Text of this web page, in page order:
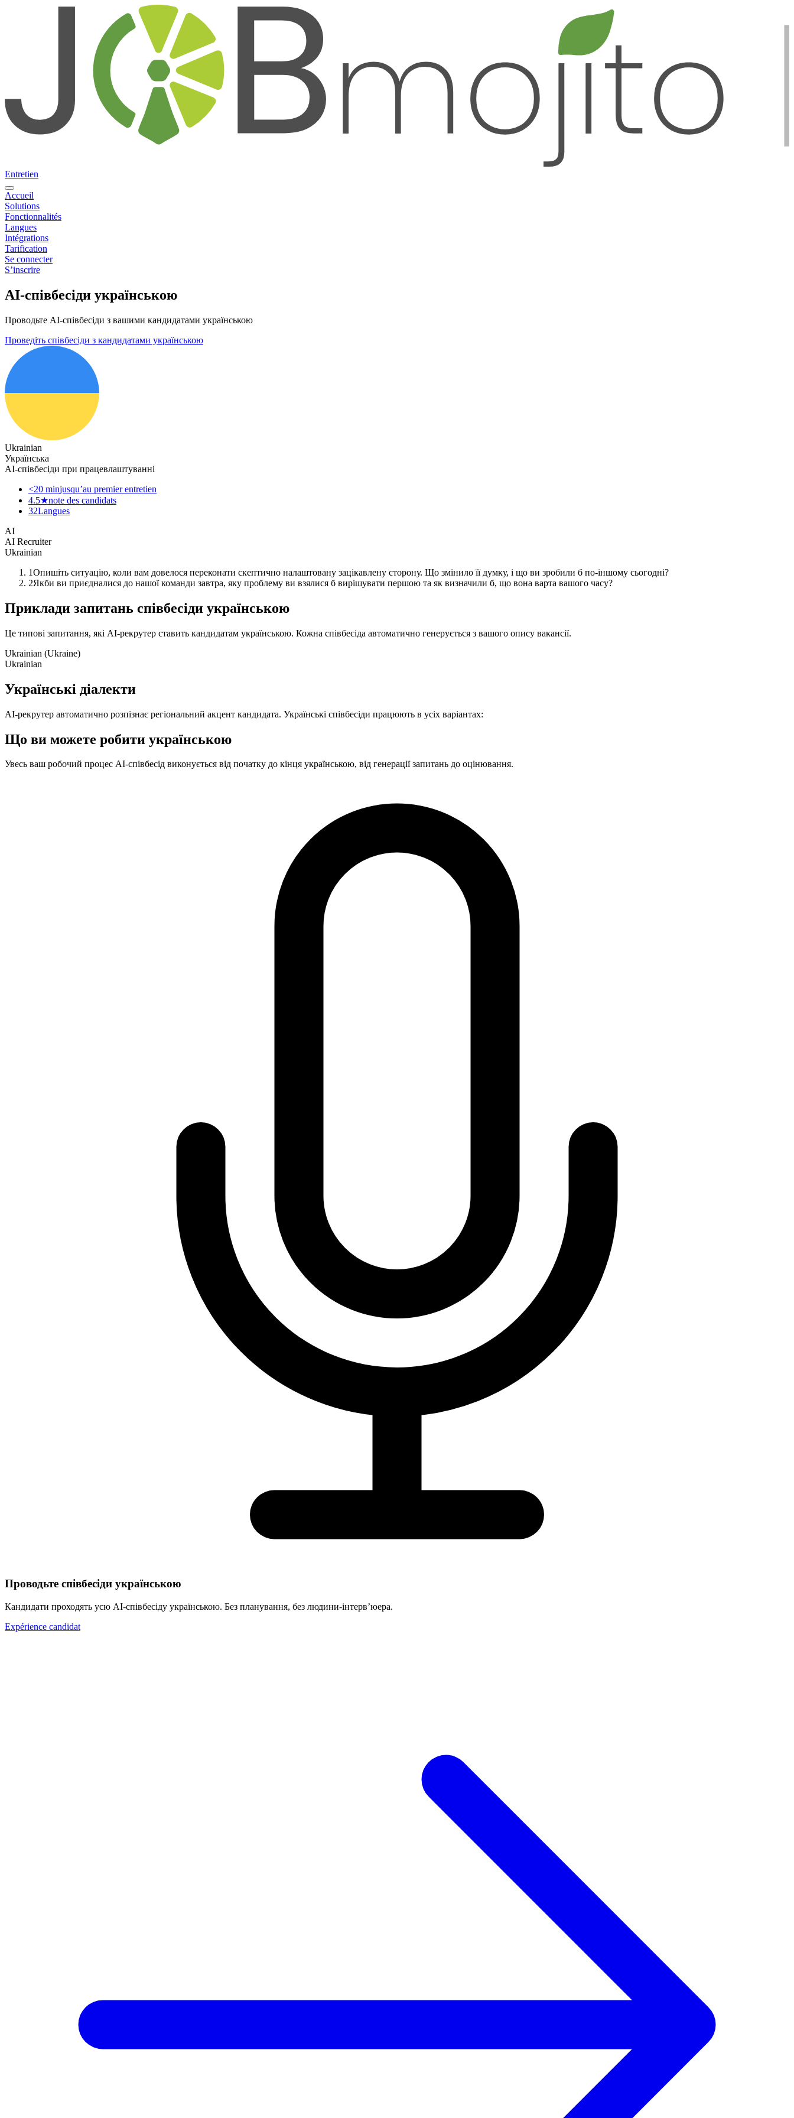
Entretien
Accueil
Solutions
Fonctionnalités
Langues
Intégrations
Tarification
Se connecter
S’inscrire
AI-співбесіди українською
Проводьте AI-співбесіди з вашими кандидатами українською
Проведіть співбесіди з кандидатами українською
Ukrainian
Українська
AI-співбесіди при працевлаштуванні
<20 minjusqu’au premier entretien
4.5★note des candidats
32Langues
AI
AI Recruiter
Ukrainian
1Опишіть ситуацію, коли вам довелося переконати скептично налаштовану зацікавлену сторону. Що змінило її думку, і що ви зробили б по-іншому сьогодні?
2Якби ви приєдналися до нашої команди завтра, яку проблему ви взялися б вирішувати першою та як визначили б, що вона варта вашого часу?
Приклади запитань співбесіди українською
Це типові запитання, які AI-рекрутер ставить кандидатам українською. Кожна співбесіда автоматично генерується з вашого опису вакансії.
Ukrainian (Ukraine)
Ukrainian
Українські діалекти
AI-рекрутер автоматично розпізнає регіональний акцент кандидата. Українські співбесіди працюють в усіх варіантах:
Що ви можете робити українською
Увесь ваш робочий процес AI-співбесід виконується від початку до кінця українською, від генерації запитань до оцінювання.
Проводьте співбесіди українською
Кандидати проходять усю AI-співбесіду українською. Без планування, без людини-інтерв’юера.
Expérience candidat